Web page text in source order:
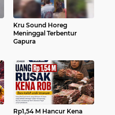
Kru Sound Horeg
Meninggal Terbentur
Gapura
Rp1,54 M Hancur Kena